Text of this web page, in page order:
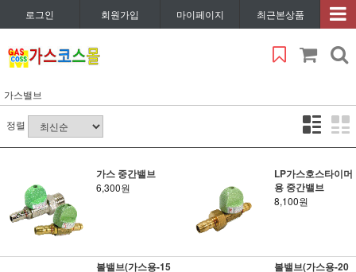
로그인 회원가입 마이페이지 최근본상품
가스밸브
정렬
가스 중간밸브
6,300원
LP가스호스타이머
용 중간밸브
8,100원
볼밸브(가스용-15
볼밸브(가스용-20